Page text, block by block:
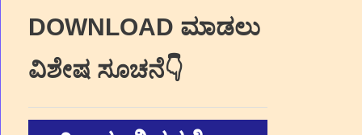
DOWNLOAD ಮಾಡಲು
ವಿಶೇಷ ಸೂಚನೆ👇